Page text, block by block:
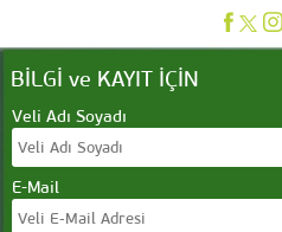
BİLGİ ve KAYIT İÇİN
Veli Adı Soyadı
E-Mail